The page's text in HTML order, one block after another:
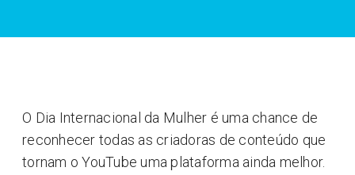
O Dia Internacional da Mulher é uma chance de
reconhecer todas as criadoras de conteúdo que
tornam o YouTube uma plataforma ainda melhor.